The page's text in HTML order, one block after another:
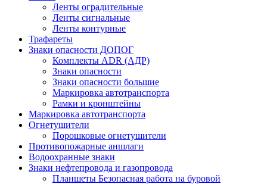
Ленты оградительные
Ленты сигнальные
Ленты контурные
Трафареты
Знаки опасности ДОПОГ
Комплекты ADR (АДР)
Знаки опасности
Знаки опасности большие
Маркировка автотранспорта
Рамки и кронштейны
Маркировка автотранспорта
Огнетушители
Порошковые огнетушители
Противопожарные аншлаги
Водоохранные знаки
Знаки нефтепровода и газопровода
Планшеты Безопасная работа на буровой